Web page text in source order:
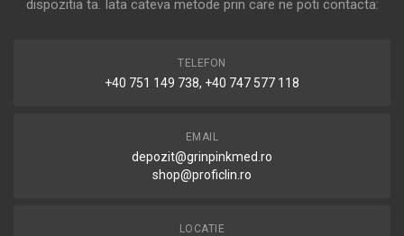
dispozitia ta. Iata cateva metode prin care ne poti contacta:
TELEFON
+40 751 149 738, +40 747 577 118
EMAIL
depozit@grinpinkmed.ro
shop@proficlin.ro
LOCATIE